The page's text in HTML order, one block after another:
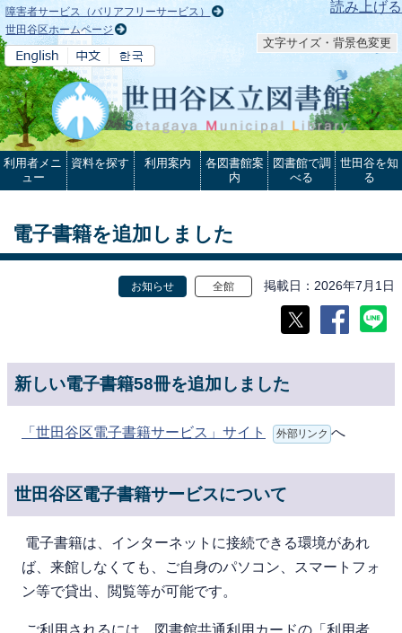
本文へ 読み上げる
障害者サービス（バリアフリーサービス）
世田谷区ホームページ
文字サイズ・背景色変更
利用者メニ
ュー
資料を探す 利用案内
各図書館案
内
図書館で調
べる
世田谷を知
る
電子書籍を追加しました
お知らせ 全館 掲載日 2026年7月1日
新しい電子書籍58冊を追加しました
「世田谷区電子書籍サービス」サイト 外部リンク へ
世田谷区電子書籍サービスについて
電⼦書籍は、インターネットに接続できる環境があれ
ば、来館しなくても、ご⾃⾝のパソコン、スマートフォ
ン等で貸出、閲覧等が可能です。